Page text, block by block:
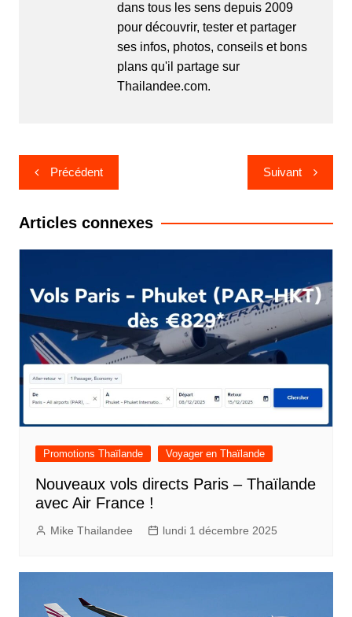
dans tous les sens depuis 2009
pour découvrir, tester et partager
ses infos, photos, conseils et bons
plans qu'il partage sur
Thailandee.com.
Navigation
de
l’article
Précédent Suivant
Articles connexes
Promotions Thaïlande Voyager en Thaïlande
Nouveaux vols directs Paris – Thaïlande
avec Air France !
Mike Thailandee lundi 1 décembre 2025